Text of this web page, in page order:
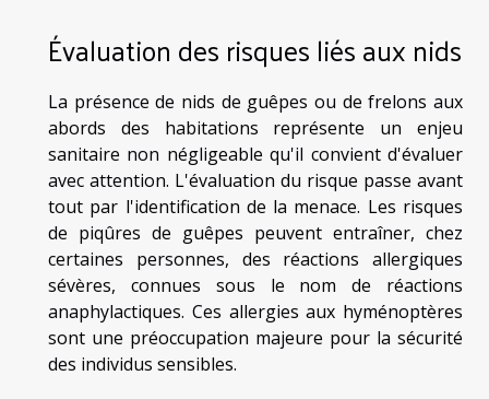
Évaluation des risques liés aux nids
La présence de nids de guêpes ou de frelons aux
abords des habitations représente un enjeu
sanitaire non négligeable qu'il convient d'évaluer
avec attention. L'évaluation du risque passe avant
tout par l'identification de la menace. Les risques
de piqûres de guêpes peuvent entraîner, chez
certaines personnes, des réactions allergiques
sévères, connues sous le nom de réactions
anaphylactiques. Ces allergies aux hyménoptères
sont une préoccupation majeure pour la sécurité
des individus sensibles.